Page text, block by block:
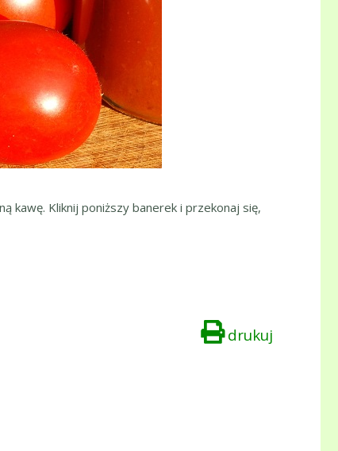
kawę. Kliknij poniższy banerek i przekonaj się,
drukuj